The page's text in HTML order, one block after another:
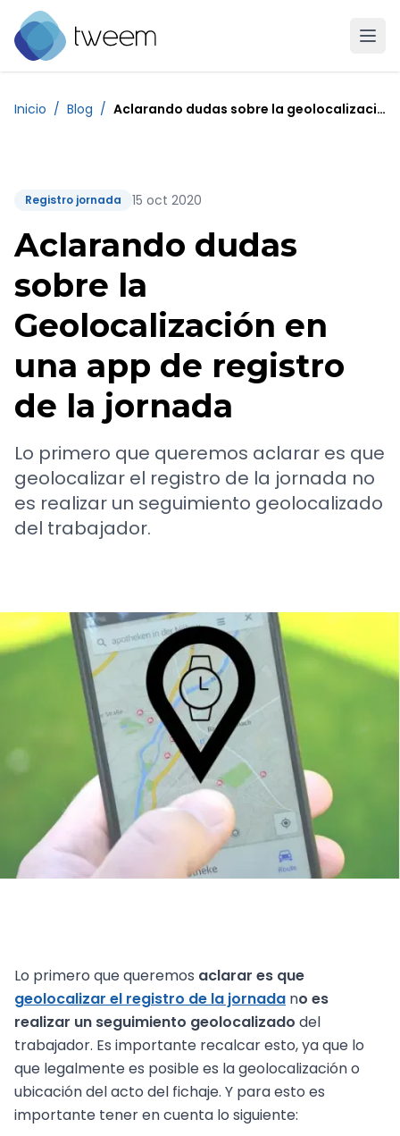
Ir a la página de inicio de Tweem
Inicio / Blog / Aclarando dudas sobre la geolocalizacion en una app de registro de la jornada
Registro jornada 15 oct 2020
Aclarando dudas
sobre la
Geolocalización en
una app de registro
de la jornada
Lo primero que queremos aclarar es que
geolocalizar el registro de la jornada no
es realizar un seguimiento geolocalizado
del trabajador.
Lo primero que queremos aclarar es que
geolocalizar el registro de la jornada no es
realizar un seguimiento geolocalizado del
trabajador. Es importante recalcar esto, ya que lo
que legalmente es posible es la geolocalización o
ubicación del acto del fichaje. Y para esto es
importante tener en cuenta lo siguiente: